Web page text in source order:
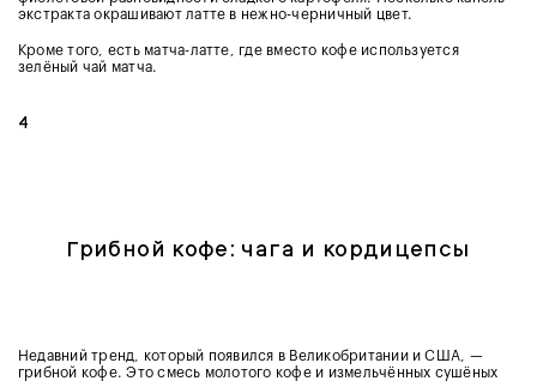
экстракта окрашивают латте в нежно-черничный цвет.
Кроме того, есть матча-латте, где вместо кофе используется
зелёный чай матча.
4
Грибной кофе: чага и кордицепсы
Недавний тренд, который появился в Великобритании и США, —
грибной кофе. Это смесь молотого кофе и измельчённых сушёных